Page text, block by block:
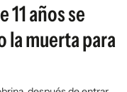
11 años se
la muerta para